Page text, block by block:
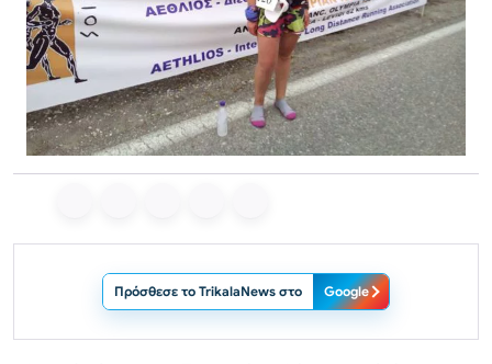
Πρόσθεσε το TrikalaNews στο Google